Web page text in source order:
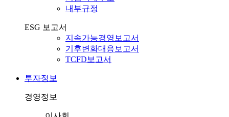
내부규정
ESG 보고서
지속가능경영보고서
기후변화대응보고서
TCFD보고서
투자정보
경영정보